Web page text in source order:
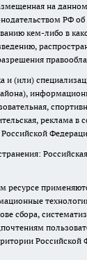
на данном
РФ
кем-либо в
и (или)
реклама в
ресурсе
сбора,
Российской